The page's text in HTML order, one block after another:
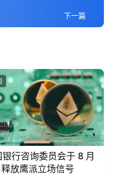
下一篇
银行咨询委员会于 8 月
放鹰派立场信号